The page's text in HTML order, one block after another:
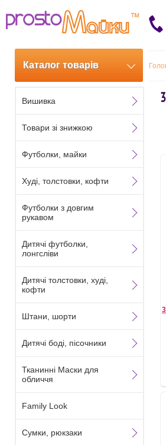
Каталог товарів
Вишивка
Товари зі знижкою
Футболки, майки
Худі, толстовки, кофти
Футболки з довгим
рукавом
Дитячі футболки,
лонгсліви
Дитячі толстовки, худі,
кофти
Штани, шорти
Дитячі боді, пісочники
Тканинні Маски для
обличчя
Family Look
Сумки, рюкзаки